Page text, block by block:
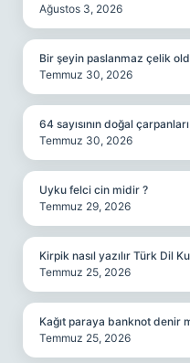
Ağustos 3, 2026
Bir şeyin paslanmaz çelik
Temmuz 30, 2026
64 sayısının doğal
Temmuz 30, 2026
Uyku felci cin midir ?
Temmuz 29, 2026
Kirpik nasıl yazılır Türk Dil
Temmuz 25, 2026
Kağıt paraya banknot denir
Temmuz 25, 2026